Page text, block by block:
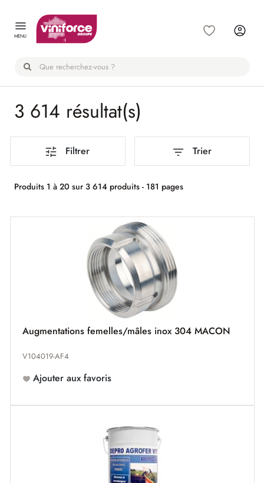
MENU
3 614 résultat(s)
Filtrer Trier
Produits 1 à 20 sur 3 614 produits - 181 pages
Augmentations femelles/mâles inox 304 MACON
V104019-AF4
Ajouter aux favoris